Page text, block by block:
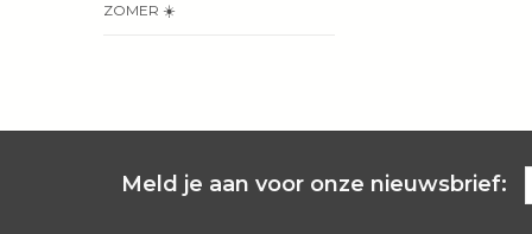
ZOMER ☀️
Meld je aan voor onze nieuwsbrief: